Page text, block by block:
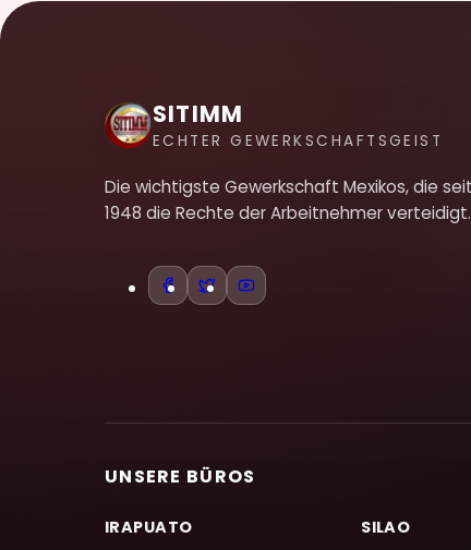
SITIMM
ECHTER GEWERKSCHAFTSGEIST
Die wichtigste Gewerkschaft Mexikos, die seit
1948 die Rechte der Arbeitnehmer verteidigt.
UNSERE BÜROS
IRAPUATO SILAO